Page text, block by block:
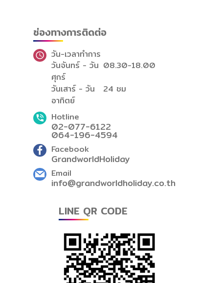
ช่องทางการติดต่อ
วัน-เวลาทำการ
วันจันทร์ - วัน
ศุกร์
08.30-18.00
วันเสาร์ - วัน
อาทิตย์
24 ชม
Hotline
02-077-6122
064-196-4594
Facebook
GrandworldHoliday
Email
info@grandworldholiday.co.th
LINE QR CODE